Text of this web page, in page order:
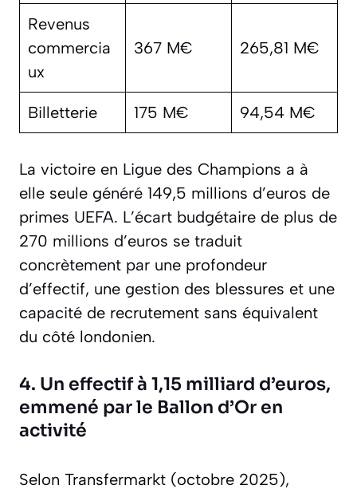
Revenus
commercia
ux
367 M€ 265,81 M€
Billetterie 175 M€ 94,54 M€
La victoire en Ligue des Champions a à
elle seule généré 149,5 millions d’euros de
primes UEFA. L’écart budgétaire de plus de
270 millions d’euros se traduit
concrètement par une profondeur
d’effectif, une gestion des blessures et une
capacité de recrutement sans équivalent
du côté londonien.
4. Un effectif à 1,15 milliard d’euros,
emmené par le Ballon d’Or en
activité
Selon Transfermarkt (octobre 2025),